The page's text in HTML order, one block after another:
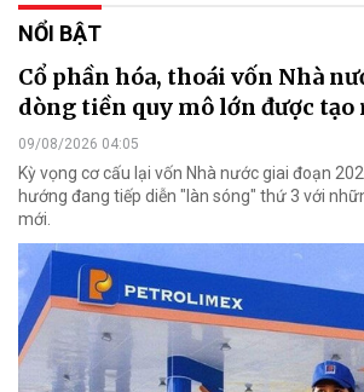
NỔI BẬT
Cổ phần hóa, thoái vốn Nhà
dòng tiền quy mô lớn được tạo
09/08/2026 04:05
Kỳ vọng cơ cấu lại vốn Nhà nước giai đoạn
hướng đang tiếp diễn "làn sóng" thứ 3 với
mới.